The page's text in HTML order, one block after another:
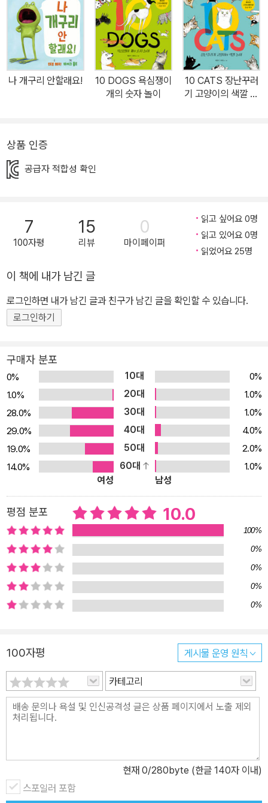
정된 상이다. 제4회 사각사각 그림책상에는 총 42편의 작품이 접수
되었으며, 그림책 기획자 이지원, 그림책 작가 유문조가 심사를 맡아
본심에 오른 총 4편의 작품 중 김예은의 『떼굴떼굴 사르르 사르르』를
대상작으로 최종 선정했다. 심사위원들은 “강렬하면서도 세련된 색
감의 사용, 명확한 메시지 전달, 그리고 이야기의 전개와 완결성 모두
에서 매우 인상적인 작품이었다.”고 평하며, “제한된 색채 안에서도
산뜻한 바람이 불던 어느 날, 살랑살랑 불어온 바람이 꼬리에 알록달
지 알고 싶어져, 직접 알아보기 위해 여행을 떠난다. 하얀 알은 떼굴떼
지만 파란색이 스며들던 그 순간 알록달록하게 물들었던 하얀 알은
갑자기 까맣게 변하고 마는데···. “지금까지 나누어 받았던 모든 색은
색에 대한 호기심으로 시작된 여정 속에서 자신을 알아가고 성장해
처음 느껴 보는 감정들을 하나씩 경험한다. 그리고 까맣게 변한 줄 알
았던 순간에도, 그동안 받은 색들은 사라진 게 아니라 자신 안에 이미
지를 아이의 시선에 맞춰 풀어낸다. 노란색은 엄마의 품처럼 포근하
고, 빨간색은 용기가 불끈 솟는 느낌으로 표현되며, 색을 통해 경험할
수 있는 감정을 구체적이고 직관적으로 전달해 아이들이 ‘색’이라는
개념을 감각적이고 풍부하게 받아들일 수 있도록 돕는다. 또한 매 장
면 어떤 색이 등장할지, 누가 색을 나누어 줄지 상상하며 책장을 넘기
는 즐거움도 있다. 책을 다 읽은 후에는 아이와 함께 주변의 다양한 색
의 사물과 동물에 대해 그 색이 주는 자신만의 감정과 느낌을 이야기
를 나눌 수 있다. 뿐만 아니라 제목 속 반복되는 ‘떼굴떼굴’, ‘사르르 사
감각과 어휘력을 길러 주는 데도 큰 도움이 된다. ■ 단순한 형태와 선
명한 색으로 그려 낸 감각적인 그림책 『떼굴떼굴 사르르 사르르』는
세상을 만나고 변화해 가는 하얀 알의 여정을 컷아웃 기법과 선명한
색감, 대담한 화면 구성으로 시각화한 그림책이다. 페이지마다 펼쳐
지는 색과 형태는 강렬한 시각적 인상과 함께 따뜻한 감성을 더해, 아
이들이 색과 감정을 편안하게 받아들일 수 있도록 돕는다. 작가는 형
태의 정확성보다는 색이 주는 감각을 전하고자, 직접 채색한 종이를
더했다. 책의 앞면지는 무채색으로 시작해 페이지를 넘길수록 점차
색이 더해지고, 뒷면지에 이르러서는 다채로운 색으로 가득 채워지며
이야기의 흐름을 시각적으로 완성한다. 특히 하얀 알이 껍데기를 깨
고 날아오르는 장면에서는 책장이 세로로 길게 펼쳐지며, 독자에게도
마치 함께 날아오르는 듯한 해방감을 안긴다.
나 개구리 안할래요!
10 DOGS 욕심쟁이
개의 숫자 놀이
10 CATS 장난꾸러
기 고양이의 색깔 놀
상품 인증
공급자 적합성 확인
7
100자평
15
리뷰
0
마이페이퍼
읽고 싶어요 0명
읽고 있어요 0명
읽었어요 25명
이 책에 내가 남긴 글
로그인하면 내가 남긴 글과 친구가 남긴 글을 확인할 수 있습니다.
로그인하기
구매자 분포
0% 10대
0%
1.0%
20대
1.0%
28.0%
30대
1.0%
29.0%
40대
4.0%
19.0%
50대
2.0%
14.0%
60대
1.0%
여성
남성
평점 분포 10.0
100%
0%
0%
0%
0%
100자평 게시물 운영 원칙
카테고리
현재 0/280byte (한글 140자 이내)
스포일러 포함